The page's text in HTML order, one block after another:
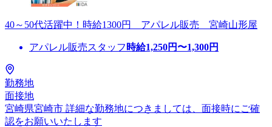
40～50代活躍中！時給1300円 アパレル販売 宮崎山形屋
アパレル販売スタッフ 時給1,250円〜1,300円
勤務地
面接地
宮崎県宮崎市 詳細な勤務地につきましては、面接時にご確
認をお願いいたします